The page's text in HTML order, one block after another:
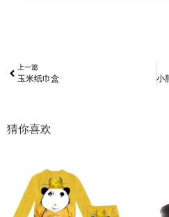
上一篇
玉米纸巾盒
猜你喜欢